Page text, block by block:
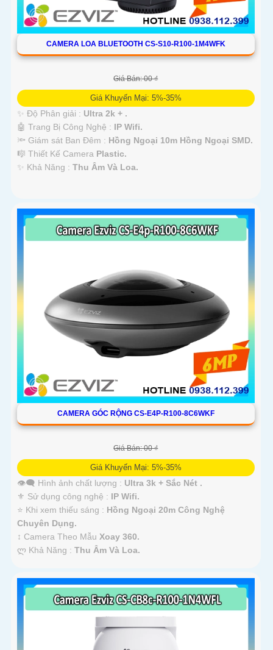
CAMERA LOA BLUETOOTH CS-S10-R100-1M4WFK
Giá Bán: 00 ₫
Giá Khuyến Mại: 5%-35%
✨ Độ Phân giải : Ultra 2k + .
🤖️ Trang Bị Công Nghệ : IP Wifi.
🔦 Giám sát Ban Đêm : Hồng Ngoại 10m Hồng Ngoại SMD.
🎼️ Thiết Kế Camera Plastic.
️✨ Khả Năng : Thu Âm Và Loa.
CAMERA GÓC RỘNG CS-E4P-R100-8C6WKF
Giá Bán: 00 ₫
Giá Khuyến Mại: 5%-35%
👁️‍🗨 Hình ảnh chất lượng : Ultra 3k + Sắc Nét .
⚜️ Sử dụng công nghệ : IP Wifi.
⭐ Khi xem thiếu sáng : Hồng Ngoại 20m Công Nghệ
Chuyên Dụng.
↕️ Camera Theo Mẫu Xoay 360.
️ლ Khả Năng : Thu Âm Và Loa.